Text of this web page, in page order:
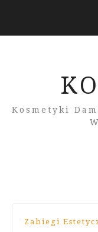
Kosmetyki
Zabiegi